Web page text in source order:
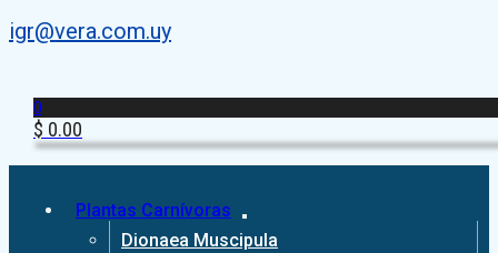
igr@vera.com.uy
0
$ 0.00
Plantas Carnívoras
Dionaea Muscipula